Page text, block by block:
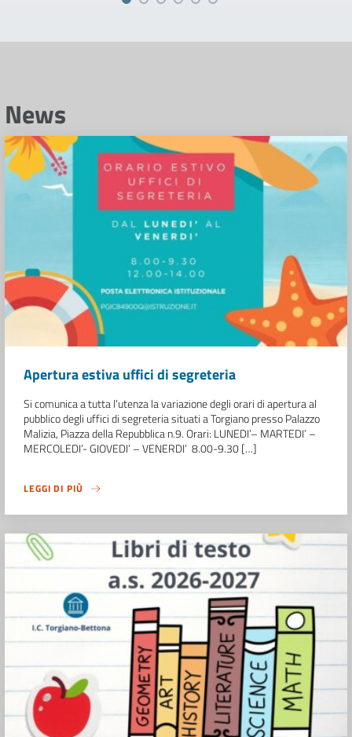
News
Apertura estiva uffici di segreteria
Si comunica a tutta l’utenza la variazione degli orari di apertura al
pubblico degli uffici di segreteria situati a Torgiano presso Palazzo
Malizia, Piazza della Repubblica n.9. Orari: LUNEDI’– MARTEDI’ –
MERCOLEDI’- GIOVEDI’ – VENERDI’ 8.00-9.30 […]
LEGGI DI PIÙ